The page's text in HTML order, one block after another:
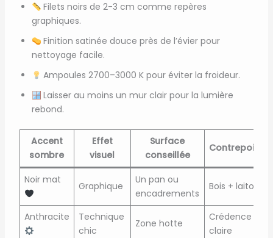
Filets noirs de 2-3 cm comme repères
graphiques.
Finition satinée douce près de l’évier pour
nettoyage facile.
Ampoules 2700–3000 K pour éviter la froideur.
Laisser au moins un mur clair pour la lumière
rebond.
Accent
sombre
Effet
visuel
Surface
conseillée
Contrepoint
Noir mat
Graphique
Un pan ou
encadrements
Bois + laiton
Anthracite
Technique
chic
Zone hotte
Crédence
claire